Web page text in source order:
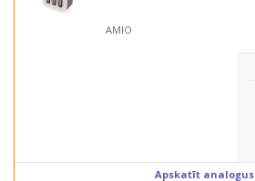
AMIO
Apskatīt analogus